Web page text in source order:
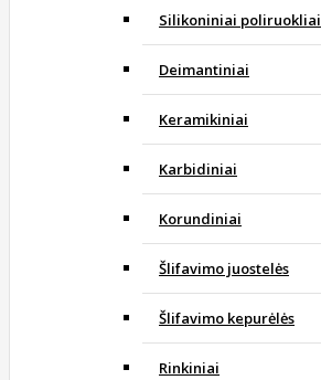
Silikoniniai poliruokliai
Deimantiniai
Keramikiniai
Karbidiniai
Korundiniai
Šlifavimo juostelės
Šlifavimo kepurėlės
Rinkiniai